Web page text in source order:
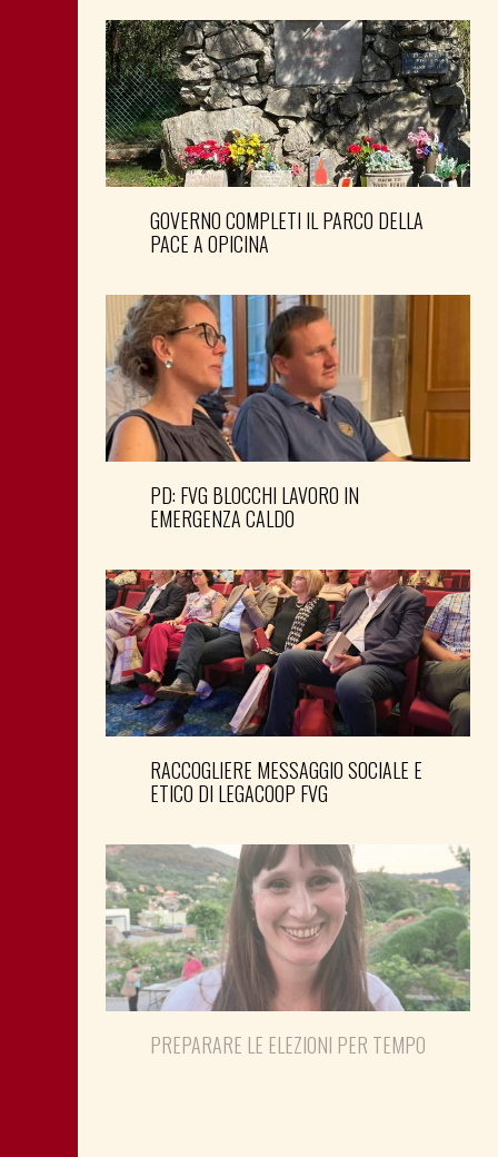
GOVERNO COMPLETI IL PARCO DELLA
PACE A OPICINA
PD: FVG BLOCCHI LAVORO IN
EMERGENZA CALDO
RACCOGLIERE MESSAGGIO SOCIALE E
ETICO DI LEGACOOP FVG
PREPARARE LE ELEZIONI PER TEMPO